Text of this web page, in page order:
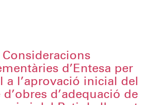
Consideracions
d’Entesa per
a l’aprovació inicial del
d’adequació de